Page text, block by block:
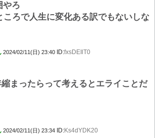
やろ
ころで人生に変化ある訳でもないしな
2024/02/11(日) 23:40 ID:fxsDEIlT0
まったらって考えるとエライことだ
2024/02/11(日) 23:34 ID:Ks4dYDK20